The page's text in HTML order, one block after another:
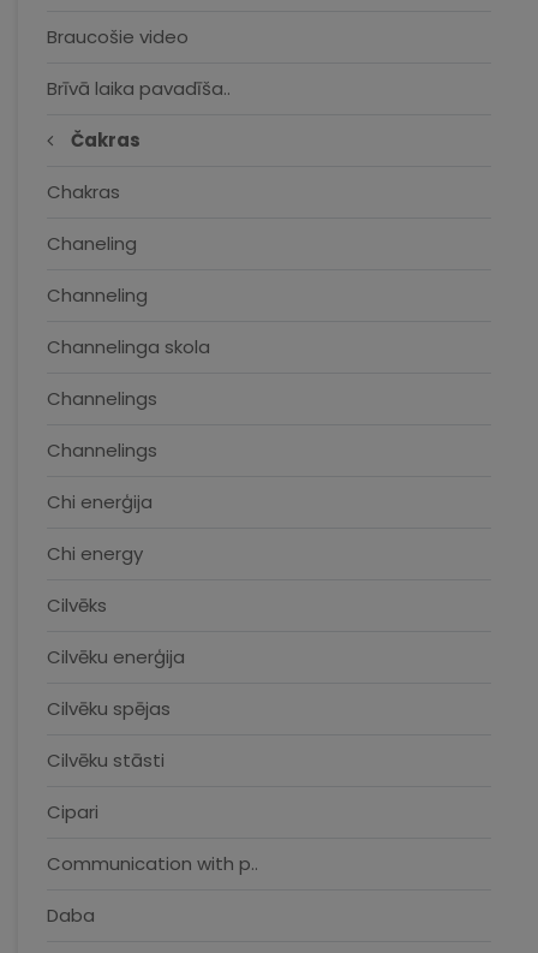
Braucošie video
Brīvā laika pavadīša..
Čakras
Chakras
Chaneling
Channeling
Channelinga skola
Channelings
Channelings
Chi enerģija
Chi energy
Cilvēks
Cilvēku enerģija
Cilvēku spējas
Cilvēku stāsti
Cipari
Communication with p..
Daba